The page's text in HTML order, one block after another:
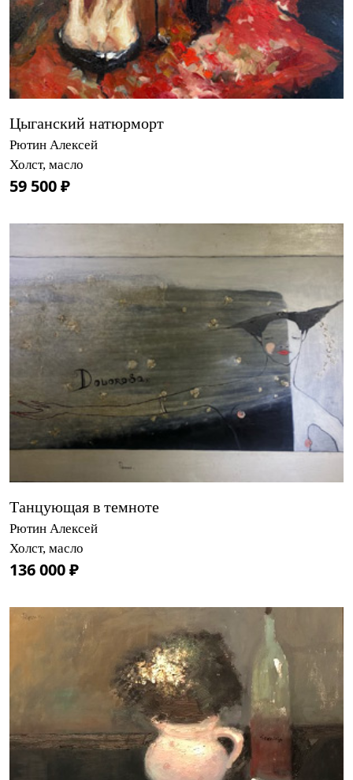
Цыганский натюрморт
Рютин Алексей
Холст, масло
59 500 ₽
Танцующая в темноте
Рютин Алексей
Холст, масло
136 000 ₽